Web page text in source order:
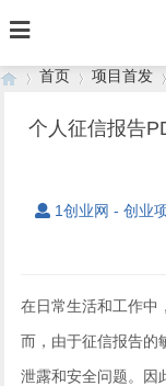
首页 项目首发
个人征信报告
1创业网 - 创业
在日常生活和工作中
而，由于征信报告的
泄露和安全问题。因